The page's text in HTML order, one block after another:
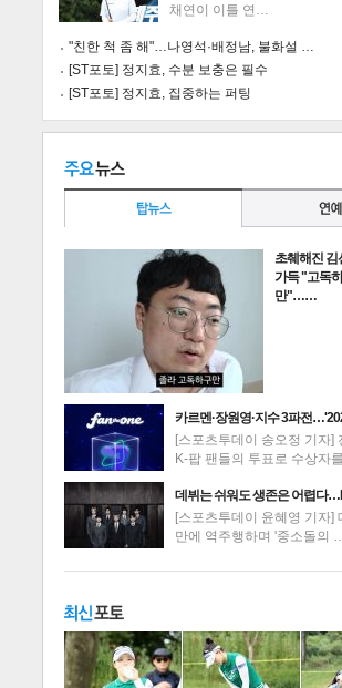
최신뉴스
채연이 이틀 연…
"친한 척 좀 해"…나영석·배정남, 불화설 …
[ST포토] 정지효, 수분 보충은 필수
[ST포토] 정지효, 집중하는 퍼팅
초췌해진 김
가득 "고독
만"……
카르멘·장원영·지수 3파전
[스포츠투데이 송오정 기자]
K-팝 팬들의 투표로 수상자
데뷔는 쉬워도 생존은 어렵다
[스포츠투데이 윤혜영 기자]
만에 역주행하며 '중소돌의